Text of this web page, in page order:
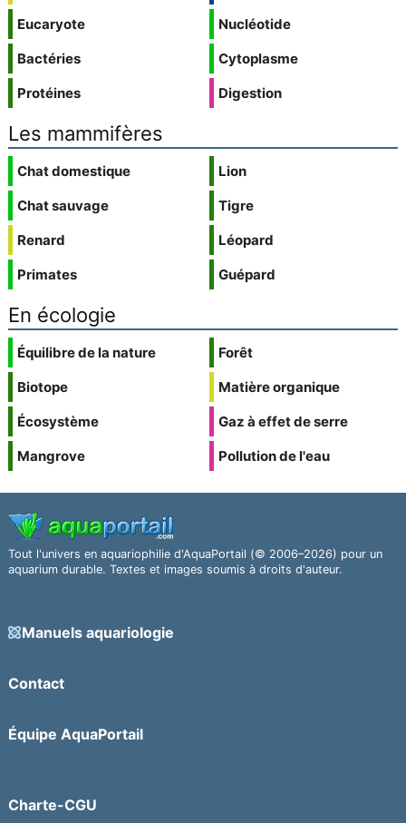
Eucaryote
Bactéries
Protéines
Nucléotide
Cytoplasme
Digestion
Les mammifères
Chat domestique
Chat sauvage
Renard
Primates
Lion
Tigre
Léopard
Guépard
En écologie
Équilibre de la nature
Biotope
Écosystème
Mangrove
Forêt
Matière organique
Gaz à effet de serre
Pollution de l'eau
Tout l'univers en aquariophilie d'AquaPortail (© 2006–2026) pour un
aquarium durable. Textes et images soumis à droits d'auteur.
Manuels aquariologie
Contact
Équipe AquaPortail
Charte-CGU